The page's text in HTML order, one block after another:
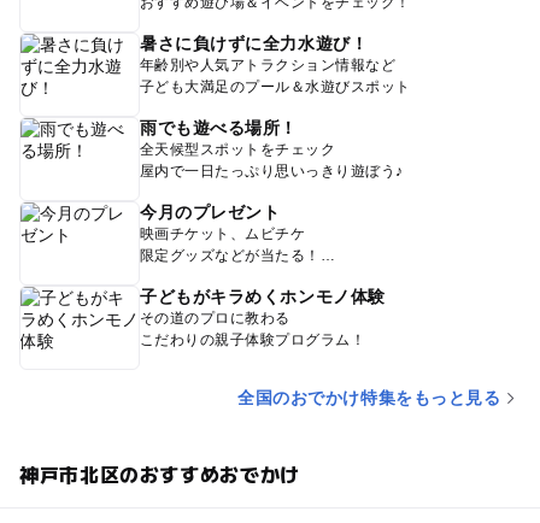
暑さに負けずに全力水遊び！
年齢別や人気アトラクション情報など
子ども大満足のプール＆水遊びスポット
雨でも遊べる場所！
全天候型スポットをチェック
屋内で一日たっぷり思いっきり遊ぼう♪
今月のプレゼント
映画チケット、ムビチケ
限定グッズなどが当たる！
子どもがキラめくホンモノ体験
その道のプロに教わる
こだわりの親子体験プログラム！
全国のおでかけ特集をもっと見る
神戸市北区のおすすめおでかけ